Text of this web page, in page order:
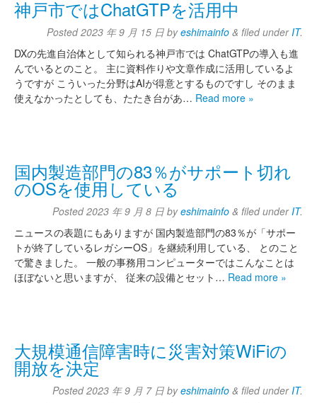
神戸市ではChatGTPを活用中
Posted2023 年 9 月 15 日 byeshimainfo & filed under IT.
DXの先進自治体として知られる神戸市では ChatGTPの導入も進
んでいるとのこと。 主に資料作りや文章作成に活用しているよ
うですが こういった分野はAIが得意とするものですし そのまま
使えなかったとしても、たたき台があ… Read more »
国内製造部門の83％がサポート切れ
のOSを使用している
Posted2023 年 9 月 8 日 byeshimainfo & filed under IT.
ニュースの表題にもありますが 国内製造部門の83％が「サポー
トが終了しているレガシーOS」を継続利用している、 とのこと
で驚きました。 一般の事務用コンピューターではこんなことは
ほぼないと思いますが、 従来の設備とセット… Read more »
大規模通信障害時に災害対策WiFiの
開放を決定
Posted2023 年 9 月 7 日 byeshimainfo & filed under IT.